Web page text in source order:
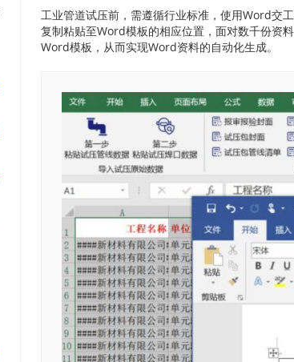
工业管道试压前，需遵循行业标准，使用Word交
复制粘贴至Word模板的相应位置，面对数千份资
Word模板，从而实现Word资料的自动化生成。